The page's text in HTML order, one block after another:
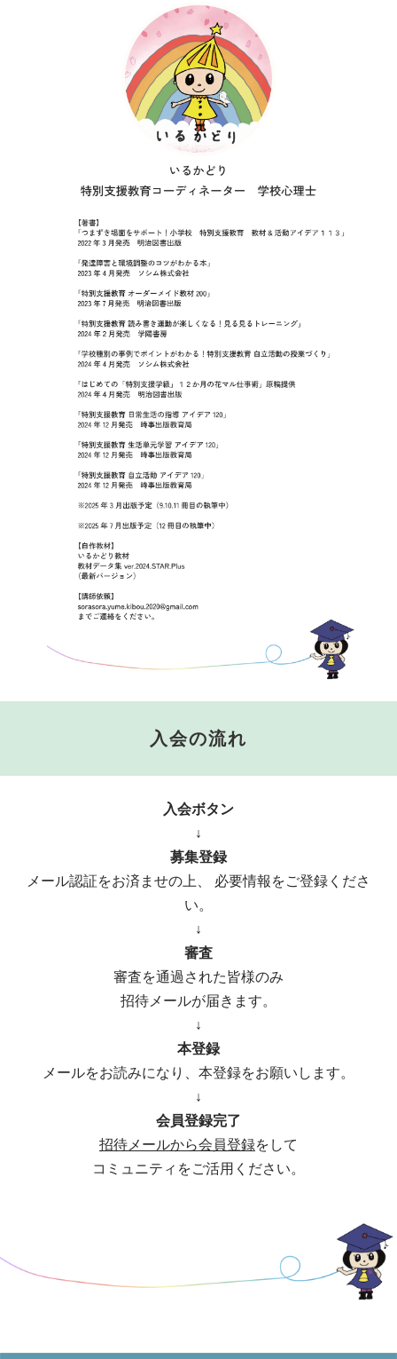
入会の流れ
入会ボタン
↓
募集登録
メール認証をお済ませの上、 必要情報をご登録くださ
い。
↓
審査
審査を通過された皆様のみ
招待メールが届きます。
↓
本登録
メールをお読みになり、本登録をお願いします。
↓
会員登録完了
招待メールから会員登録をして
コミュニティをご活用ください。